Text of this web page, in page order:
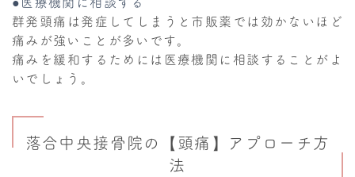
群発頭痛は発症してしまうと市販薬では効かないほど
痛みが強いことが多いです。
痛みを緩和するためには医療機関に相談することがよ
いでしょう。
落合中央接骨院の【頭痛】アプローチ方
法